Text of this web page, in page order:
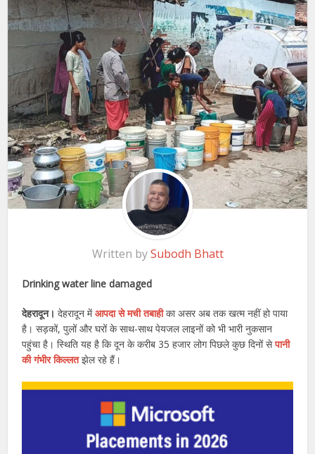
Written bySubodh Bhatt
Drinking water line damaged
देहरादून।देहरादून मेंआपदा से मची तबाहीका असर अब तक खत्म नहीं हो पाया
है। सड़कों, पुलों और घरों के साथ-साथ पेयजल लाइनों को भी भारी नुकसान
पहुंचा है। स्थिति यह है कि दून के करीब 35 हजार लोग पिछले कुछ दिनों सेपानी
की गंभीर किल्लतझेल रहे हैं।